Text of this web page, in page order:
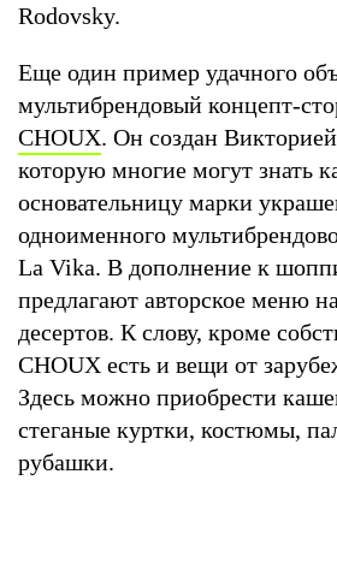
Rodovsky.
Еще один пример удачного
мультибрендовый концепт-
CHOUX. Он создан
которую многие могут знать
основательницу марки
одноименного
La Vika. В дополнение к
предлагают авторское меню
десертов. К слову, кроме
CHOUX есть и вещи от
Здесь можно приобрести
стеганые куртки, костюмы,
рубашки.